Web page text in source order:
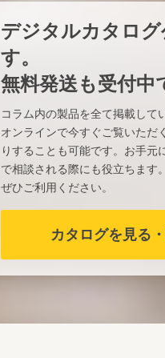
デジタルカタロ
す。
無料発送も受付中
コラム内の製品を全て掲載して
オンラインで今すぐご覧いただ
りすることも可能です。お手元
で相談される際にも役立ちます。
ぜひご利用ください。
カタログを見る